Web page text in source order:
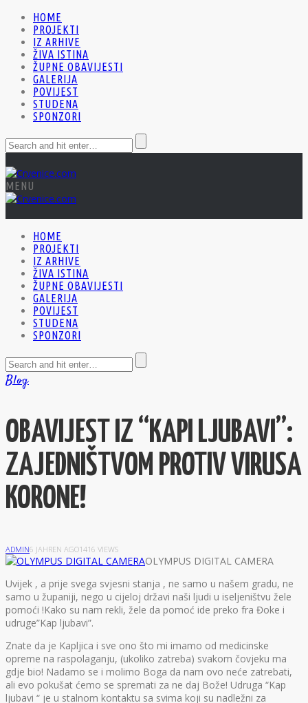
HOME
PROJEKTI
IZ ARHIVE
ŽIVA ISTINA
ŽUPNE OBAVIJESTI
GALERIJA
POVIJEST
STUDENA
SPONZORI
MENU
HOME
PROJEKTI
IZ ARHIVE
ŽIVA ISTINA
ŽUPNE OBAVIJESTI
GALERIJA
POVIJEST
STUDENA
SPONZORI
Blog
OBAVIJEST IZ “KAPI LJUBAVI”:
ZAJEDNIŠTVOM PROTIV VIRUSA
KORONE!
ADMIN6 JAHREN AGO1416 VIEWS
OLYMPUS DIGITAL CAMERA
Uvijek , a prije svega svjesni stanja , ne samo u našem gradu, ne
samo u županiji, nego u cijeloj državi naši ljudi u iseljeništvu žele
pomoći !Kako su nam rekli, žele da pomoć ide preko fra Đoke i
udruge”Kap ljubavi”.
Znate da je Kapljica i sve ono što mi imamo od medicinske
opreme na raspolaganju, (ukoliko zatreba) svakom čovjeku ma
gdje bio! Nadamo se i molimo Boga da nam ovo neće zatrebati,
ali evo pokušat ćemo se spremati za ne daj Bože! Udruga “Kap
ljubavi “ je u stalnom kontaktu sa svima koji su nadležni za